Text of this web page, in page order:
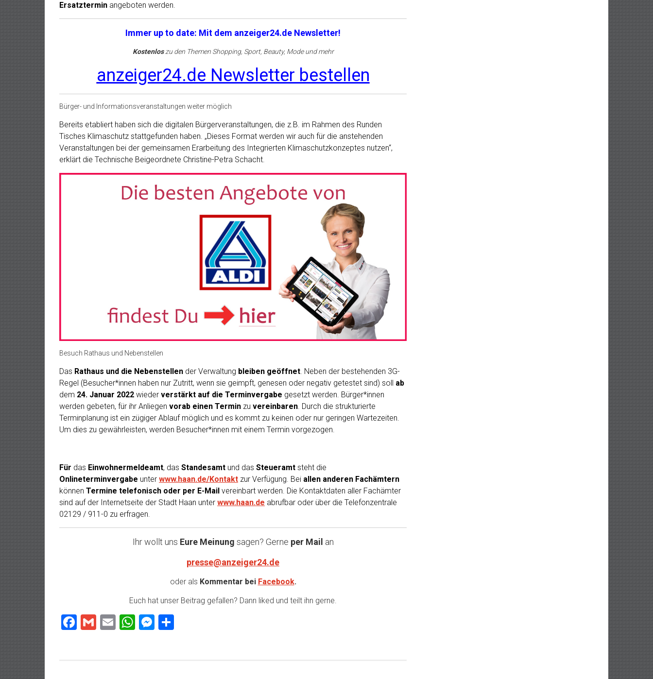
Ersatztermin angeboten werden.
Immer up to date: Mit dem anzeiger24.de Newsletter!
Kostenloszu den Themen Shopping, Sport, Beauty, Mode und mehr
anzeiger24.de Newsletter bestellen
Bürger- und Informationsveranstaltungen weiter möglich
Bereits etabliert haben sich die digitalen Bürgerveranstaltungen, die z.B. im Rahmen des Runden
Tisches Klimaschutz stattgefunden haben. „Dieses Format werden wir auch für die anstehenden
Veranstaltungen bei der gemeinsamen Erarbeitung des Integrierten Klimaschutzkonzeptes nutzen“,
erklärt die Technische Beigeordnete Christine-Petra Schacht.
Besuch Rathaus und Nebenstellen
Das Rathaus und die Nebenstellen der Verwaltung bleiben geöffnet . Neben der bestehenden 3G-
Regel (Besucher*innen haben nur Zutritt, wenn sie geimpft, genesen oder negativ getestet sind) soll ab
dem 24. Januar 2022 wieder verstärkt auf die Terminvergabe gesetzt werden. Bürger*innen
werden gebeten, für ihr Anliegen vorab einen Termin zu vereinbaren . Durch die strukturierte
Terminplanung ist ein zügiger Ablauf möglich und es kommt zu keinen oder nur geringen Wartezeiten.
Um dies zu gewährleisten, werden Besucher*innen mit einem Termin vorgezogen.
Für das Einwohnermeldeamt, das Standesamt und das Steueramt steht die
Onlineterminvergabe unter www.haan.de/Kontakt zur Verfügung. Bei allen anderen Fachämtern
können Termine telefonisch oder per E-Mail vereinbart werden. Die Kontaktdaten aller Fachämter
sind auf der Internetseite der Stadt Haan unter www.haan.de abrufbar oder über die Telefonzentrale
02129 / 911-0 zu erfragen.
Ihr wollt uns Eure Meinung sagen? Gerne per Mail an
presse@anzeiger24.de
oder als Kommentar bei Facebook.
Euch hat unser Beitrag gefallen? Dann liked und teilt ihn gerne.
Facebook
GmailEmailWhatsApp
Messenger